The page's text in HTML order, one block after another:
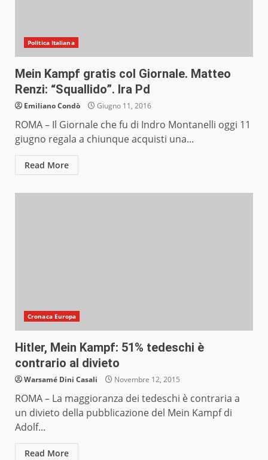
Politica Italiana
Mein Kampf gratis col Giornale. Matteo
Renzi: “Squallido”. Ira Pd
Emiliano Condò Giugno 11, 2016
ROMA – Il Giornale che fu di Indro Montanelli oggi 11
giugno regala a chiunque acquisti una...
Read More
Cronaca Europa
Hitler, Mein Kampf: 51% tedeschi è
contrario al divieto
Warsamé Dini Casali Novembre 12, 2015
ROMA – La maggioranza dei tedeschi è contraria a
un divieto della pubblicazione del Mein Kampf di
Adolf...
Read More